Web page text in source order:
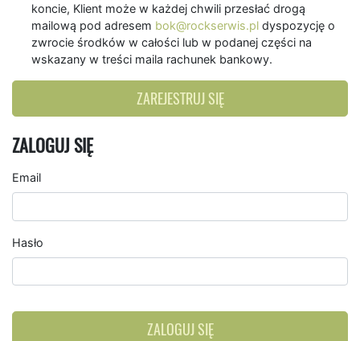
koncie, Klient może w każdej chwili przesłać drogą
mailową pod adresem bok@rockserwis.pl dyspozycję o
zwrocie środków w całości lub w podanej części na
wskazany w treści maila rachunek bankowy.
ZAREJESTRUJ SIĘ
ZALOGUJ SIĘ
Email
Hasło
ZALOGUJ SIĘ